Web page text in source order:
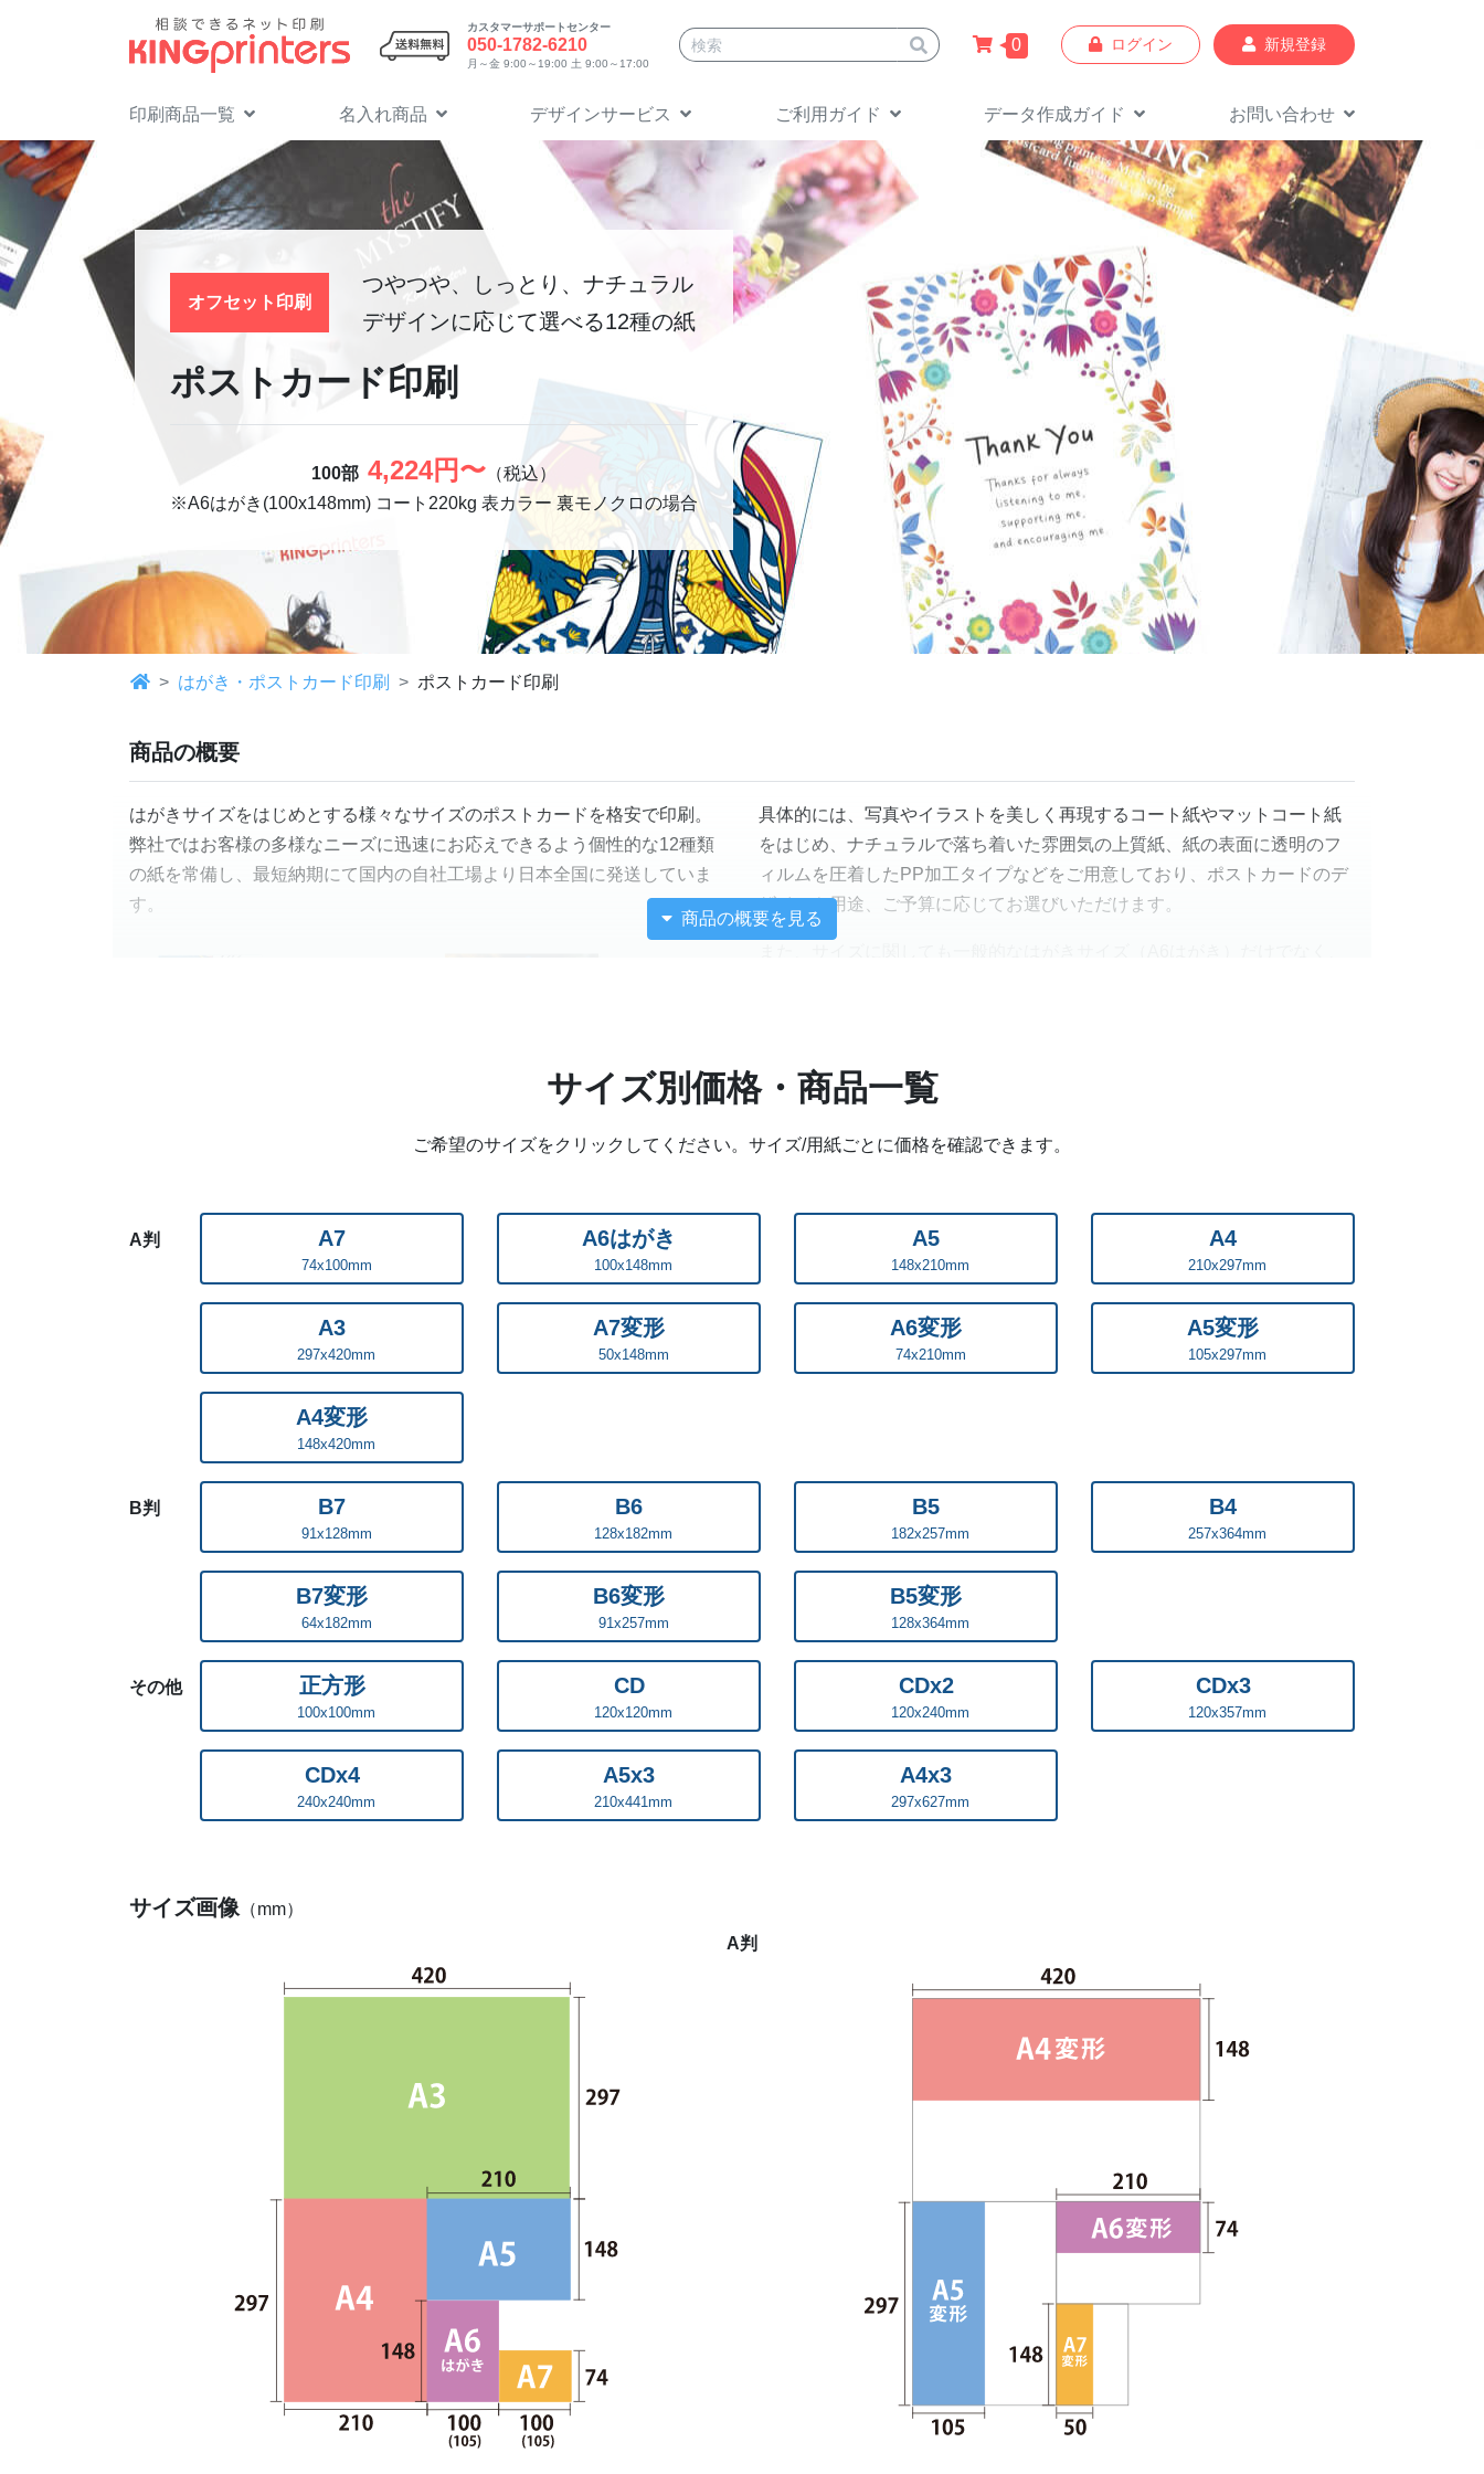
カスタマーサポートセンター
050-1782-6210
月～金 9:00～19:00 土 9:00～17:00
サイト内検索 0 ログイン 新規登録
印刷商品一覧 名入れ商品 デザインサービス ご利用ガイド データ作成ガイド お問い合わせ
オフセット印刷
つやつや、しっとり、ナチュラル
デザインに応じて選べる12種の紙
ポストカード印刷
100部 4,224円〜 （税込）
※A6はがき(100x148mm) コート220kg 表カラー 裏モノクロの場合
はがき・ポストカード印刷 ポストカード印刷
商品の概要
商品の概要を見る
はがきサイズをはじめとする様々なサイズのポストカードを格安で印刷。
弊社ではお客様の多様なニーズに迅速にお応えできるよう個性的な12種類
の紙を常備し、最短納期にて国内の自社工場より日本全国に発送していま
す。
具体的には、写真やイラストを美しく再現するコート紙やマットコート紙
をはじめ、ナチュラルで落ち着いた雰囲気の上質紙、紙の表面に透明のフ
ィルムを圧着したPP加工タイプなどをご用意しており、ポストカードのデ
ザインや用途、ご予算に応じてお選びいただけます。
ャラクター・ご当地キャラのグッズとして、音楽イベントやスポーツイベ
産品として、個展や写真展など大小さまざまな作品展の案内状など、アイ
サイズ別価格・商品一覧
ご希望のサイズをクリックしてください。 サイズ/用紙ごとに価格を確認できます。
A判 A7
74x100mm
A6はがき
100x148mm
A5
148x210mm
A4
210x297mm
A3
297x420mm
A7変形
50x148mm
A6変形
74x210mm
A5変形
105x297mm
A4変形
148x420mm
B判 B7
91x128mm
B6
128x182mm
B5
182x257mm
B4
257x364mm
B7変形
64x182mm
B6変形
91x257mm
B5変形
128x364mm
その他 正方形
100x100mm
CD
120x120mm
CDx2
120x240mm
CDx3
120x357mm
CDx4
240x240mm
A5x3
210x441mm
A4x3
297x627mm
サイズ画像 （mm）
A判